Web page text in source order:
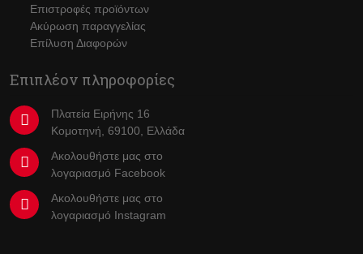
Επιστροφές προϊόντων
Ακύρωση παραγγελίας
Επίλυση Διαφορών
Επιπλέον πληροφορίες
Πλατεία Ειρήνης 16
Κομοτηνή, 69100, Ελλάδα
Ακολουθήστε μας στο
λογαριασμό Facebook
Ακολουθήστε μας στο
λογαριασμό Instagram